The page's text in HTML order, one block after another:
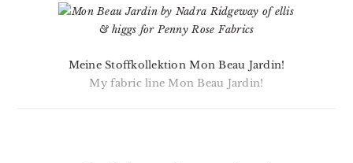
Meine Stoffkollektion Mon Beau Jardin!
My fabric line Mon Beau Jardin!